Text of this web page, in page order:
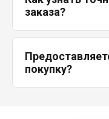
заказа?
покупку?